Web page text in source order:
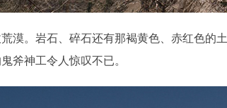
漠。岩石、碎石还有那褐黄色、赤红色
斧神工令人惊叹不已。